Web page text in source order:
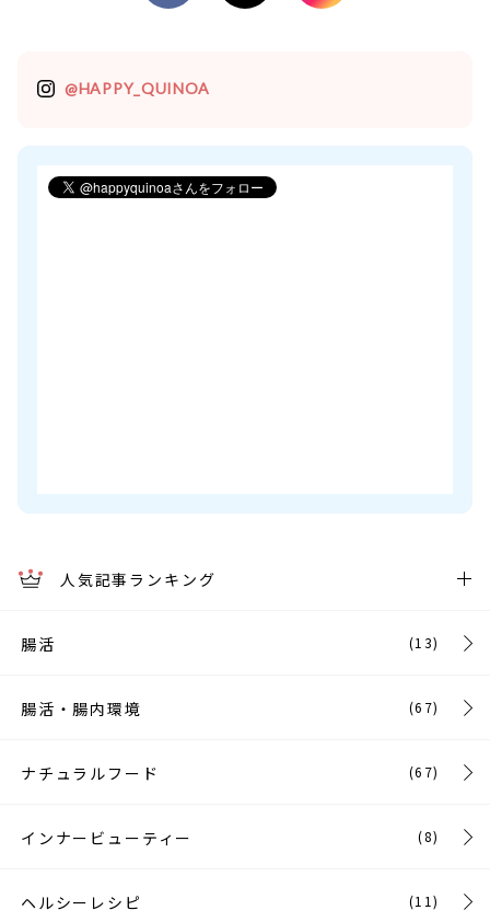
@HAPPY_QUINOA
人気記事ランキング
腸活 (13)
腸活・腸内環境 (67)
ナチュラルフード (67)
インナービューティー (8)
ヘルシーレシピ (11)